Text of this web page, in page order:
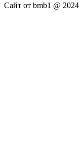
Сайт от bmb1 @ 2024